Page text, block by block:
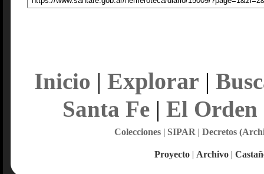
Inicio | Explorar |
Santa Fe| El Orden
Colecciones| SIPAR | Decretos
Proyecto | Archivo |